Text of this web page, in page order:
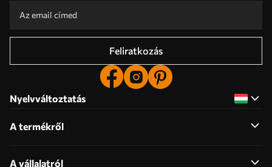
Feliratkozás
Nyelvváltoztatás
A termékről
A vállalatról